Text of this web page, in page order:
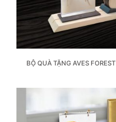
BỘ QUÀ TẶNG AVES FOREST